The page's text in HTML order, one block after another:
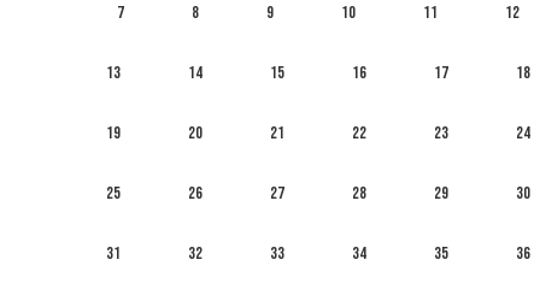
7 8 9 10 11 12
13 14 15 16 17 18
19 20 21 22 23 24
25 26 27 28 29 30
31 32 33 34 35 36